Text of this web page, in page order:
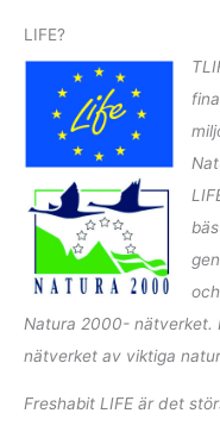
LIFE?
Natura 2000- nätverket.
nätverket av viktiga
Freshabit LIFE är det